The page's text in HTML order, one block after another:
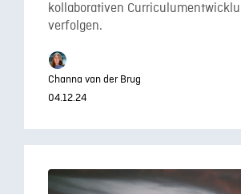
kollaborativen
verfolgen.
Channa van der Brug
04.12.24